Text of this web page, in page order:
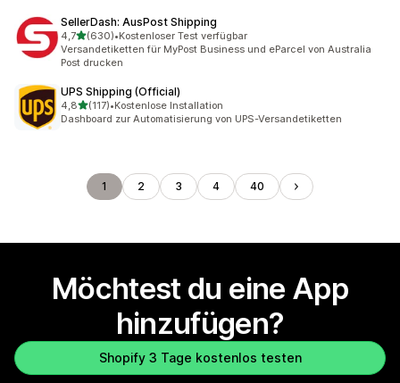
SellerDash: AusPost Shipping
4,7von 5 Sternen
(630)
630 Rezensionen insgesamt
•Kostenloser Test verfügbar
Versandetiketten für MyPost Business und eParcel von Australia
Post drucken
UPS Shipping (Official)
4,8von 5 Sternen
(117)
117 Rezensionen insgesamt
•Kostenlose Installation
Dashboard zur Automatisierung von UPS-Versandetiketten
1 2 3 4 40
Möchtest du eine App
hinzufügen?
Shopify 3 Tage kostenlos testen